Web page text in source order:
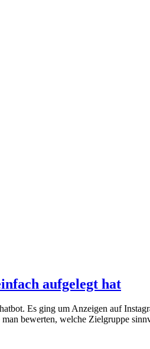
aufgelegt hat
Es ging um Anzeigen auf
bewerten, welche Zielgruppe